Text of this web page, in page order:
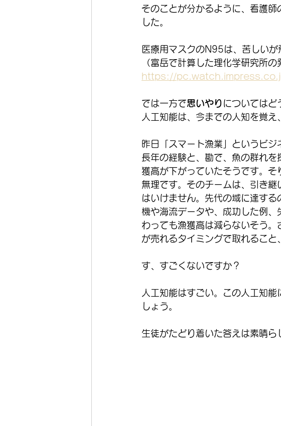
そのことが分かるように、看護
した。
医療用マスクのN95は、苦しいが
（富岳で計算した理化学研究所の
https://
では一方で思いやり についてはど
人工知能は、今までの人知を覚え
昨日「スマート漁業」というビジ
長年の経験と、勘で、魚の群れ
獲高が下がっていたそうです。
無理です。そのチームは、引き
はいけません。先代の域に達す
機や海流データや、成功した例
わっても漁獲高は減らないそう
が売れるタイミングで取れること
す、すごくないですか？
人工知能はすごい。この人工知能
しょう。
生徒がたどり着いた答えは素晴ら